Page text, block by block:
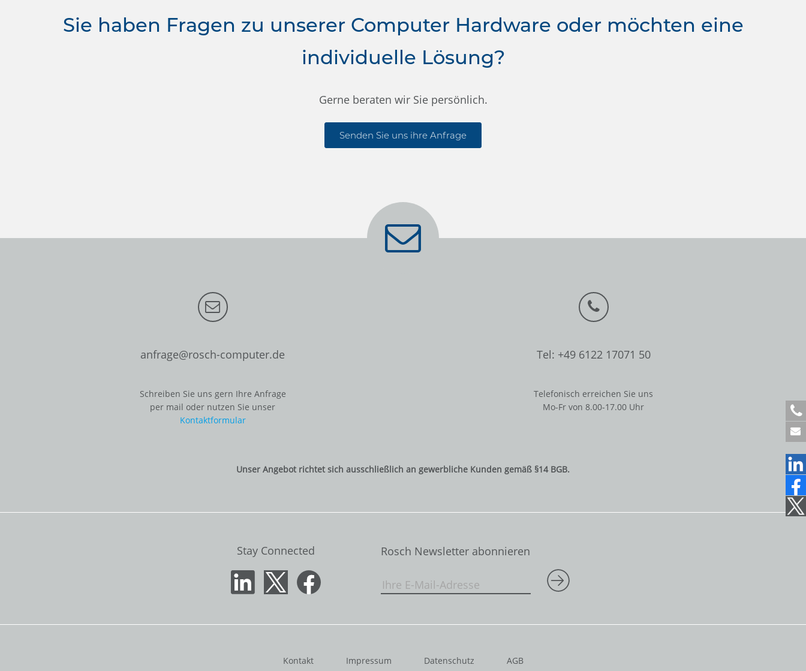
Sie haben Fragen zu unserer Computer Hardware oder möchten eine
individuelle Lösung?
Gerne beraten wir Sie persönlich.
Senden Sie uns ihre Anfrage
+
4
9
2
2
1
7
0
anfrage@rosch-computer.de
Schreiben Sie uns gern Ihre Anfrage
per mail oder nutzen Sie unser
Kontaktformular
Tel: +49 6122 17071 50
Telefonisch erreichen Sie uns
Mo-Fr von 8.00-17.00 Uhr
Unser Angebot richtet sich ausschließlich an gewerbliche Kunden gemäß §14 BGB.
Stay Connected Rosch Newsletter abonnieren
Kontakt Impressum Datenschutz AGB